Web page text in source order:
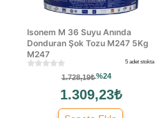
Isonem M 36 Suyu Anında
Donduran Şok Tozu M247 5Kg
M247
5 adet stokta
1.728,19₺%24
1.309,23₺